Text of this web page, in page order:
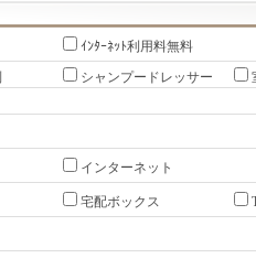
ｲﾝﾀｰﾈｯﾄ利用料無料
シャンプードレッサー
インターネット
宅配ボックス